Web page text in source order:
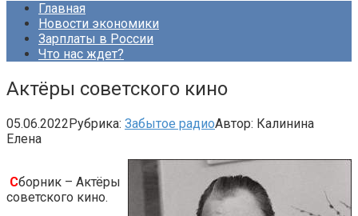
Главная
Новости экономики
Зарплаты в России
Что нас ждет?
Актёры советского кино
05.06.2022Рубрика: Забытое радиоАвтор: Калинина
Елена
Сборник – Актёры
советского кино.